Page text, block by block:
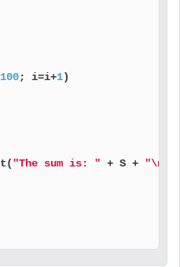
100; i=i+1)
"The sum is: " + S + "\n"